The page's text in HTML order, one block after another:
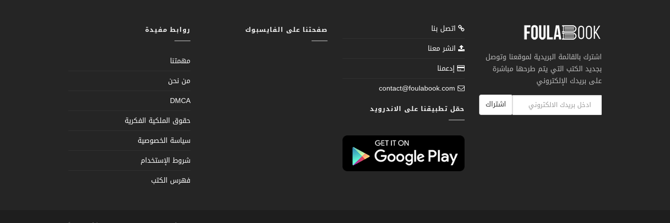
اشترك بالقائمة البريدية لموقعنا وتوصل
بجديد الكتب التي يتم طرحها مباشرة
على بريدك الإلكتروني
اشتراك
اتصل بنا
انشر معنا
إدعمنا
contact@foulabook.com
حمّل تطبيقنا على الاندرويد
صفحتنا على الفايسبوك روابط مفيدة
مهمتنا
من نحن
DMCA
حقوق الملكية الفكرية
سياسة الخصوصية
شروط الإستخدام
فهرس الكتب